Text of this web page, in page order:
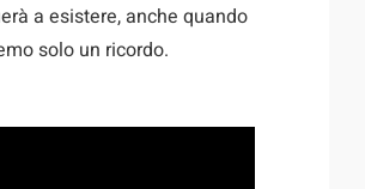
a esistere, anche quando
solo un ricordo.